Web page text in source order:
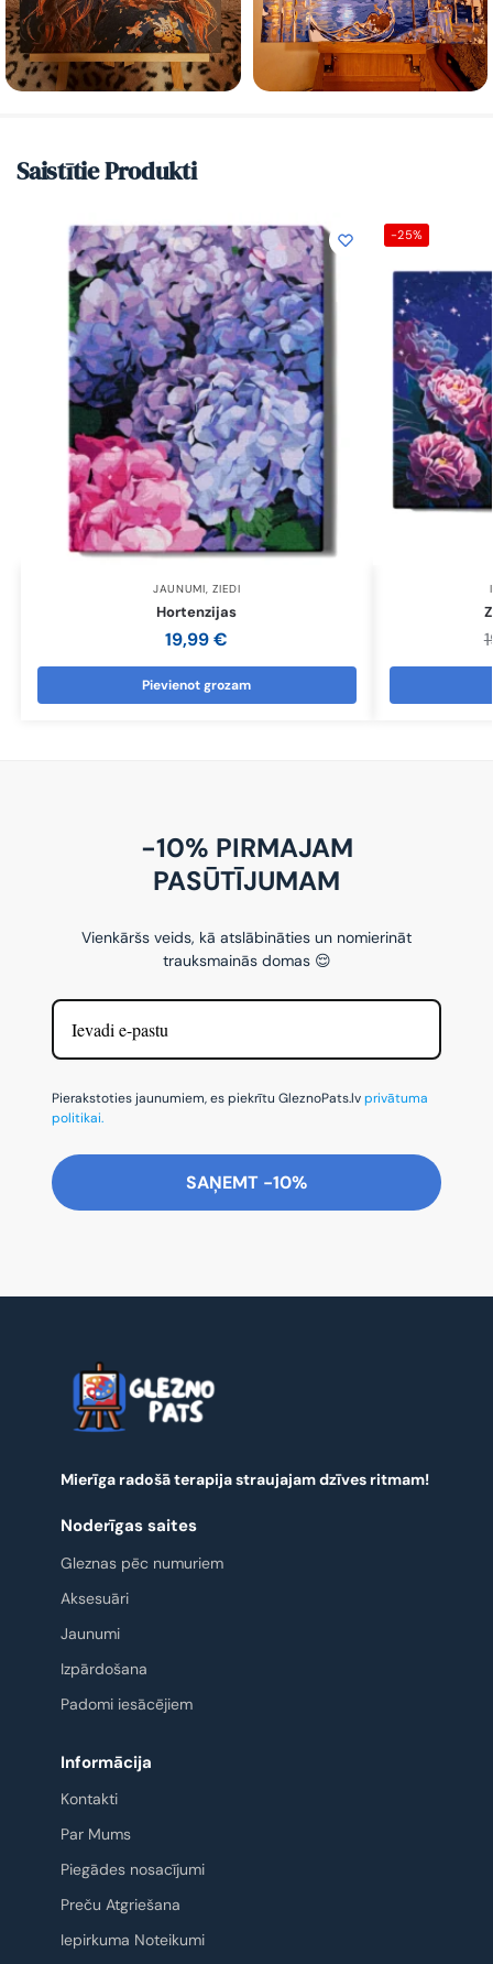
Saistītie Produkti
JAUNUMI,ZIEDI
Hortenzijas
19,99€
Pievienot grozam
-25%
-10% PIRMAJAM
PASŪTĪJUMAM
Vienkāršs veids, kā atslābināties un nomierināt
trauksmainās domas 😌
Pierakstoties jaunumiem, es piekrītu GleznoPats.lvprivātuma
politikai.
SAŅEMT -10%
Mierīga radošā terapija straujajam dzīves ritmam!
Noderīgas saites
Gleznas pēc numuriem
Aksesuāri
Jaunumi
Izpārdošana
Padomi iesācējiem
Informācija
Kontakti
Par Mums
Piegādes nosacījumi
Preču Atgriešana
Iepirkuma Noteikumi